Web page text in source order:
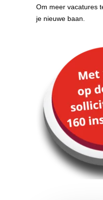
Om meer vacatures
je nieuwe baan.